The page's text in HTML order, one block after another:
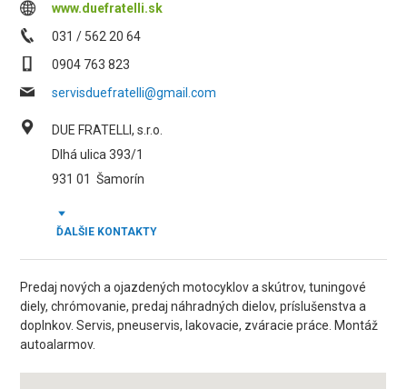
www.duefratelli.sk
031 / 562 20 64
0904 763 823
servisduefratelli@gmail.com
DUE FRATELLI, s.r.o.
Dlhá ulica 393/1
931 01 Šamorín
ĎALŠIE KONTAKTY
Predaj nových a ojazdených motocyklov a skútrov, tuningové
diely, chrómovanie, predaj náhradných dielov, príslušenstva a
doplnkov. Servis, pneuservis, lakovacie, zváracie práce. Montáž
autoalarmov.